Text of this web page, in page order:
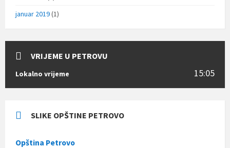
januar 2019(1)
VRIJEME U PETROVU
Lokalno vrijeme 15:05
SLIKE OPŠTINE PETROVO
Opština Petrovo